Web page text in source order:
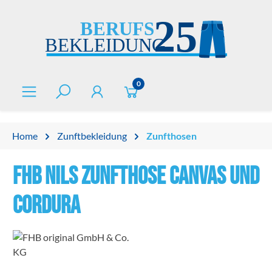
0
Home Zunftbekleidung Zunfthosen
FHB NILS Zunfthose Canvas und
Cordura